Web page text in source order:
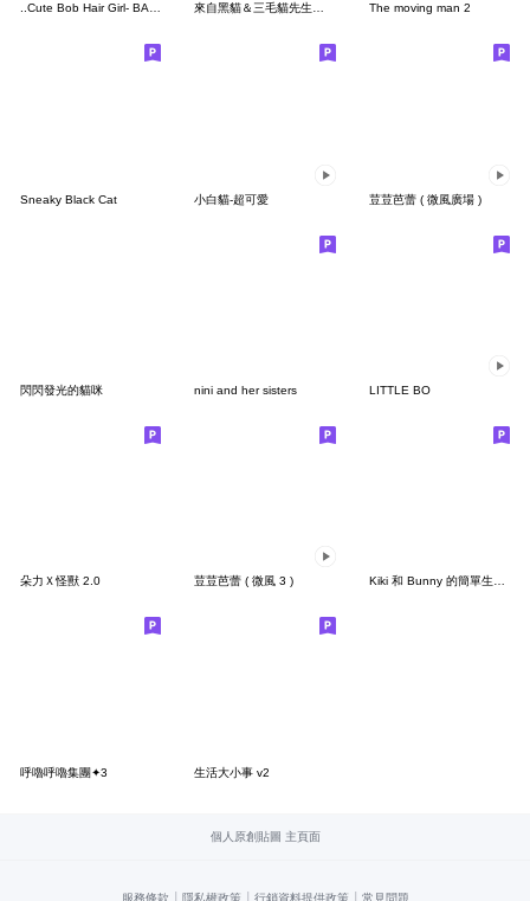
..Cute Bob Hair Girl- BASIC STYLE-.. 來自黑貓＆三毛貓先生的信 The moving man 2
Sneaky Black Cat 小白貓-超可愛 荳荳芭蕾 ( 微風廣場 )
閃閃發光的貓咪 nini and her sisters LITTLE BO
朵力Ｘ怪獸 2.0 荳荳芭蕾 ( 微風 3 ) Kiki 和 Bunny 的簡單生活 I
呼嚕呼嚕集團✦3 生活大小事 v2
個人原創貼圖 主頁面
服務條款 隱私權政策 行銷資料提供政策 常見問題